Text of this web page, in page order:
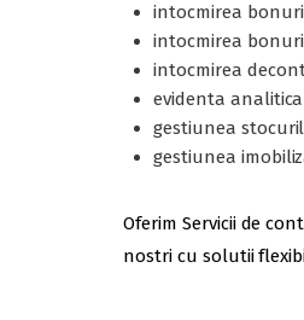
intocmirea
intocmirea
intocmirea
evidenta
gestiunea
gestiunea
Oferim Servicii de
nostri cu solutii